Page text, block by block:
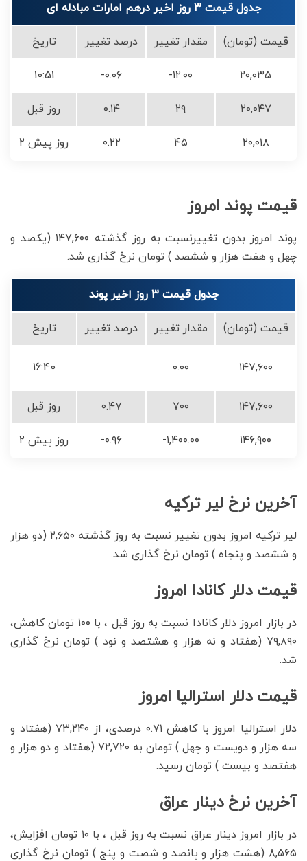
جدول قیمت 3 روز اخیر درهم امارات مبادله ای
قیمت (تومان) مقدار تغییر درصد تغییر تاریخ
۲۰,۰۳۵ -۱۲.۰۰ -۰.۰۶ 10:51
۲۰,۰۴۷ ۲۹ ۰.۱۴ روز قبل
۲۰,۰۱۸ ۴۵ ۰.۲۲ ۲ روز پیش
قیمت پوند امروز
پوند امروز بدون تغییرنسبت به روز گذشته ۱۴۷,۶۰۰ (یکصد و
چهل و هفت هزار و ششصد ) تومان نرخ گذاری شد.
جدول قیمت 3 روز اخیر پوند
قیمت (تومان) مقدار تغییر درصد تغییر تاریخ
۱۴۷,۶۰۰ ۰.۰۰ 16:40
۱۴۷,۶۰۰ ۷۰۰ ۰.۴۷ روز قبل
۱۴۶,۹۰۰ -۱,۴۰۰.۰۰ -۰.۹۶ ۲ روز پیش
آخرین نرخ لیر ترکیه
لیر ترکیه امروز بدون تغییر نسبت به روز گذشته ۲,۶۵۰ (دو هزار
و ششصد و پنجاه ) تومان نرخ گذاری شد.
قیمت دلار کانادا امروز
در بازار امروز دلار کانادا نسبت به روز قبل ، با ۱۰۰ تومان کاهش،
۷۹,۸۹۰ (هفتاد و نه هزار و هشتصد و نود ) تومان نرخ گذاری
شد.
قیمت دلار استرالیا امروز
دلار استرالیا امروز با کاهش ۰.۷۱ درصدی، از ۷۳,۲۴۰ (هفتاد و
سه هزار و دویست و چهل ) تومان به ۷۲,۷۲۰ (هفتاد و دو هزار و
هفتصد و بیست ) تومان رسید.
آخرین نرخ دینار عراق
در بازار امروز دینار عراق نسبت به روز قبل ، با ۱۰ تومان افزایش،
۸,۵۶۵ (هشت هزار و پانصد و شصت و پنج ) تومان نرخ گذاری